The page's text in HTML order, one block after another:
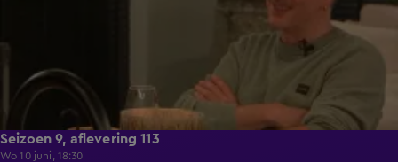
Seizoen 9, aflevering 113
Wo 10 juni, 18:30